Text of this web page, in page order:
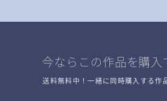
今ならこの作品を購入
送料無料中！一緒に同時購入する作